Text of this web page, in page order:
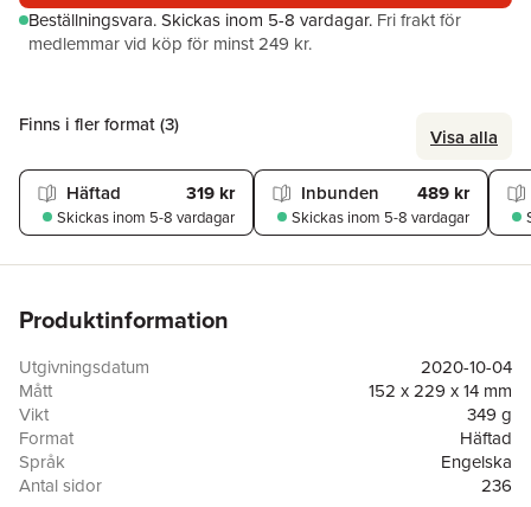
Beställningsvara.Skickas inom 5-8 vardagar. Fri frakt för
medlemmar vid köp för minst 249 kr.
Finns i fler format (3)
Visa alla
Häftad 319 kr
Skickas inom 5-8 vardagar
Inbunden 489 kr
Skickas inom 5-8 vardagar
Produktinformation
Utgivningsdatum
2020-10-04
Mått
152 x 229 x 14 mm
Vikt
349 g
Format
Häftad
Språk
Engelska
Antal sidor
236